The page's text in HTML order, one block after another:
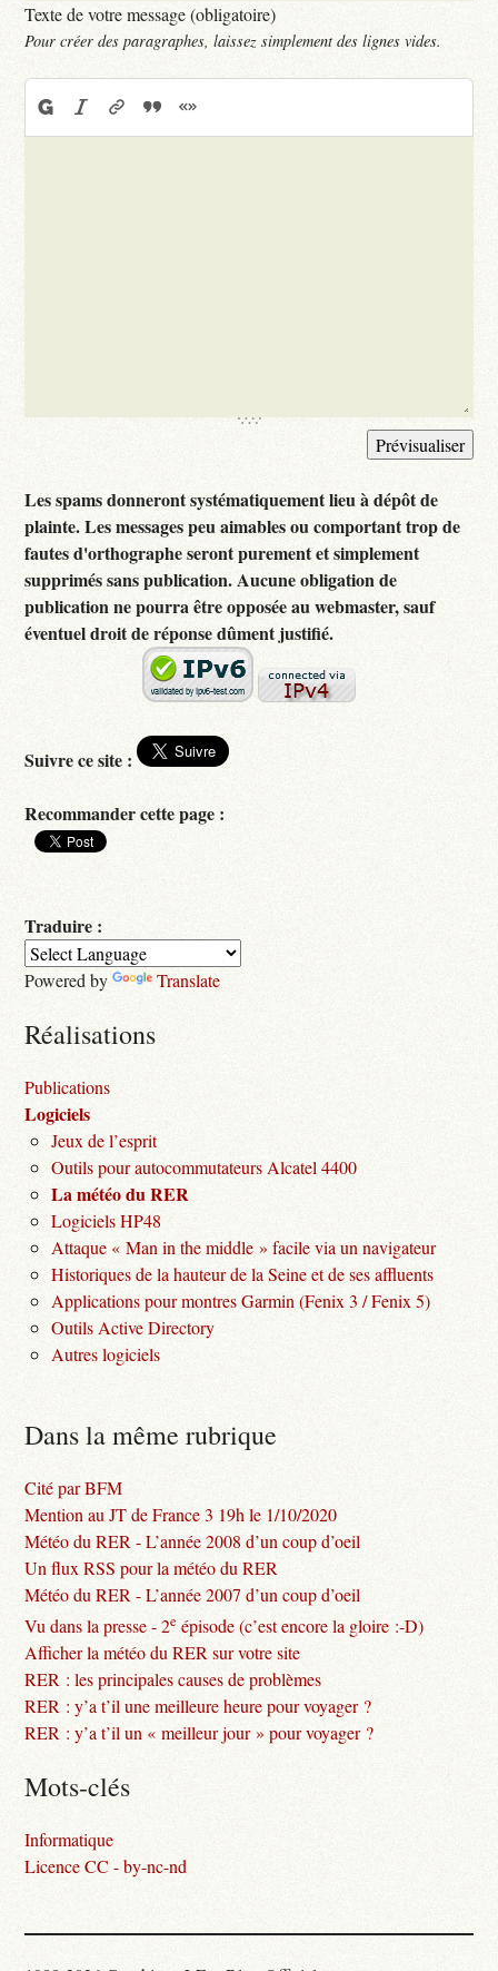
Texte de votre message (obligatoire)
Pour créer des paragraphes, laissez simplement des lignes vides.
Les spams donneront systématiquement lieu à dépôt de
plainte. Les messages peu aimables ou comportant trop de
fautes d'orthographe seront purement et simplement
supprimés sans publication. Aucune obligation de
publication ne pourra être opposée au webmaster, sauf
éventuel droit de réponse dûment justifié.
Suivre ce site :
Recommander cette page :
Traduire :
Powered by Translate
Réalisations
Publications
Logiciels
Jeux de l’esprit
Outils pour autocommutateurs Alcatel 4400
La météo du RER
Logiciels HP48
Attaque « Man in the middle » facile via un navigateur
Historiques de la hauteur de la Seine et de ses affluents
Applications pour montres Garmin (Fenix 3 / Fenix 5)
Outils Active Directory
Autres logiciels
Dans la même rubrique
Cité par BFM
Mention au JT de France 3 19h le 1/10/2020
Météo du RER - L’année 2008 d’un coup d’oeil
Un flux RSS pour la météo du RER
Météo du RER - L’année 2007 d’un coup d’oeil
Vu dans la presse - 2e épisode (c’est encore la gloire :-D)
Afficher la météo du RER sur votre site
RER : les principales causes de problèmes
RER : y’a t’il une meilleure heure pour voyager ?
RER : y’a t’il un « meilleur jour » pour voyager ?
Mots-clés
Informatique
Licence CC - by-nc-nd